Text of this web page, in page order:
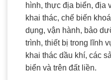
hình, thực địa biển, địa
khai thác, chế biến
dụng, vận hành, bảo
trình, thiết bị trong lĩnh
khai thác dầu khí, các
biển và trên đất liền.